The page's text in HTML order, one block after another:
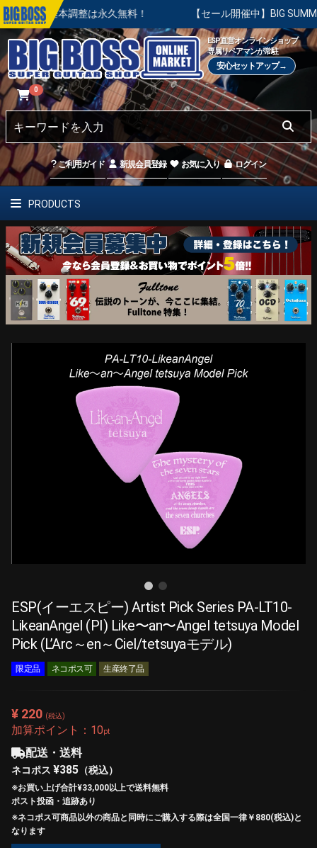
本調整は永久無料！ 【セール開催中】BIG SUMMER SALE
ESP直営オンラインショップ
専属リペアマンが常駐
安心セットアップ→
0
ご利用ガイド 新規会員登録 お気に入り ログイン
PRODUCTS
ESP(イーエスピー) Artist Pick Series PA-LT10-
LikeanAngel (PI) Like〜an〜Angel tetsuya Model
Pick (L’Arc～en～Ciel/tetsuyaモデル)
限定品 ネコポス可 生産終了品
¥ 220 (税込)
加算ポイント： 10pt
配送・送料
ネコポス ¥385 （税込）
※お買い上げ合計¥33,000以上で送料無料
ポスト投函・追跡あり
※ネコポス可商品以外の商品と同時にご購入する際は全国一律￥880(税込)と
なります